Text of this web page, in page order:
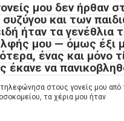
μου δεν ήρθαν
και των
ήταν τα γενέθλια
μου — όμως έξι
ένας και μόνο
έκανε να
στους γονείς μου από
τα χέρια μου ήταν